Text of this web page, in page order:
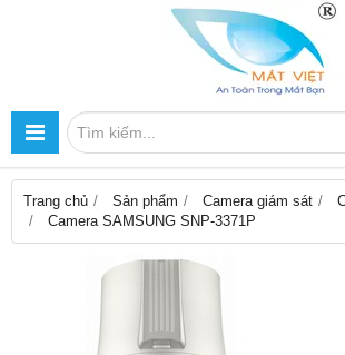
Trang chủ Sản phẩm Camera giám sát
Camera SAMSUNG SNP-3371P